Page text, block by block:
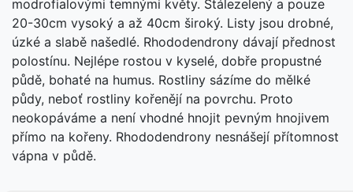
modrofialovými temnými květy. Stálezelený a pouze
20-30cm vysoký a až 40cm široký. Listy jsou drobné,
úzké a slabě našedlé. Rhododendrony dávají přednost
polostínu. Nejlépe rostou v kyselé, dobře propustné
půdě, bohaté na humus. Rostliny sázíme do mělké
půdy, neboť rostliny kořenějí na povrchu. Proto
neokopáváme a není vhodné hnojit pevným hnojivem
přímo na kořeny. Rhododendrony nesnášejí přítomnost
vápna v půdě.